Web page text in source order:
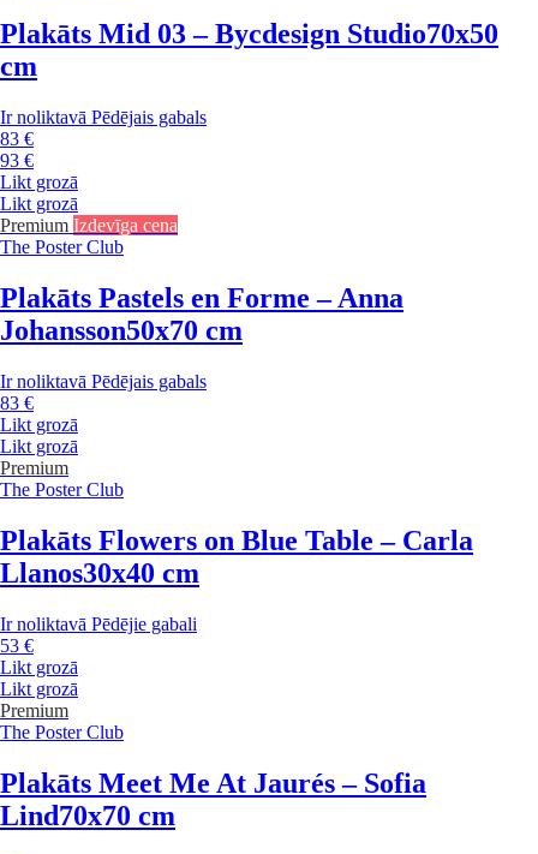
Plakāts Mid 03 – Bycdesign Studio70x50
cm
Ir noliktavā Pēdējais gabals
83 €
93 €
Likt grozā
Likt grozā
Premium Izdevīga cena
The Poster Club
Plakāts Pastels en Forme – Anna
Johansson50x70 cm
Ir noliktavā Pēdējais gabals
83 €
Likt grozā
Likt grozā
Premium
The Poster Club
Plakāts Flowers on Blue Table – Carla
Llanos30x40 cm
Ir noliktavā Pēdējie gabali
53 €
Likt grozā
Likt grozā
Premium
The Poster Club
Plakāts Meet Me At Jaurés – Sofia
Lind70x70 cm